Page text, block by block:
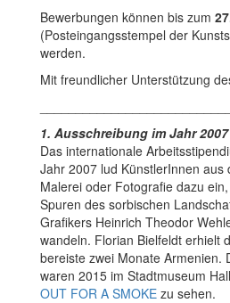
Bewerbungen können bis zum
(Posteingangsstempel der
werden.
Mit freundlicher Unterstützung
1. Ausschreibung im Jahr 2007
Das internationale
Jahr 2007 lud KünstlerInnen aus
Malerei oder Fotografie dazu
Spuren des sorbischen
Grafikers Heinrich Theodor
wandeln. Florian Bielfeldt erhielt
bereiste zwei Monate Armenien.
waren 2015 im Stadtmuseum
OUT FOR A SMOKE zu sehen.